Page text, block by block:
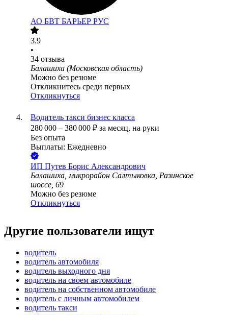
АО БВТ БАРЬЕР РУС
3.9
•
34 отзыва
Балашиха (Московская область)
Можно без резюме
Откликнитесь среди первых
Откликнуться
Водитель такси бизнес класса
280 000 – 380 000 ₽ за месяц, на руки
Без опыта
Выплаты: Ежедневно
ИП Путев Борис Александрович
Балашиха, микрорайон Салтыковка, Разинское
шоссе, 69
Можно без резюме
Откликнуться
Другие пользователи ищут
водитель
водитель автомобиля
водитель выходного дня
водитель на своем автомобиле
водитель на собственном автомобиле
водитель с личным автомобилем
водитель такси